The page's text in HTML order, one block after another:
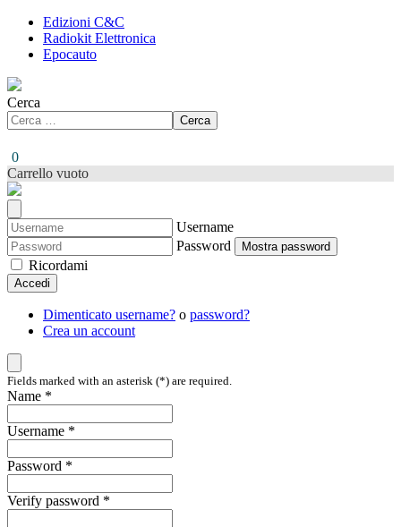
Edizioni C&C
Radiokit Elettronica
Epocauto
Cerca
Cerca
0
Carrello vuoto
Username
Password
Mostra password
Ricordami
Accedi
Dimenticato username? o password?
Crea un account
Fields marked with an asterisk (*) are required.
Name *
Username *
Password *
Verify password *